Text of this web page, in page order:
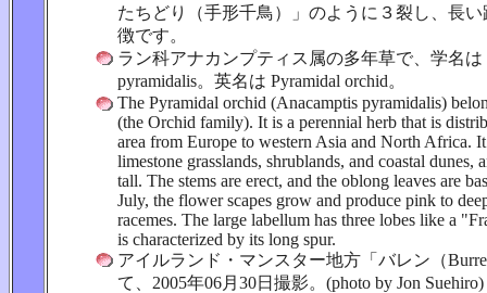
たちどり（手形千鳥）」のように３裂し、長
徴です。
ラン科アナカンプティス属の多年草で、学名は
pyramidalis。英名は Pyramidal orchid。
The Pyramidal orchid (Anacamptis pyramidalis)
(the Orchid family). It is a perennial herb that is
area from Europe to western Asia and North Africa.
limestone grasslands, shrublands, and coastal dunes,
tall. The stems are erect, and the oblong leaves are
July, the flower scapes grow and produce pink to
racemes. The large labellum has three lobes like a
is characterized by its long spur.
アイルランド・マンスター地方「バレン（
て、2005年06月30日撮影。(photo by Jon Suehiro)